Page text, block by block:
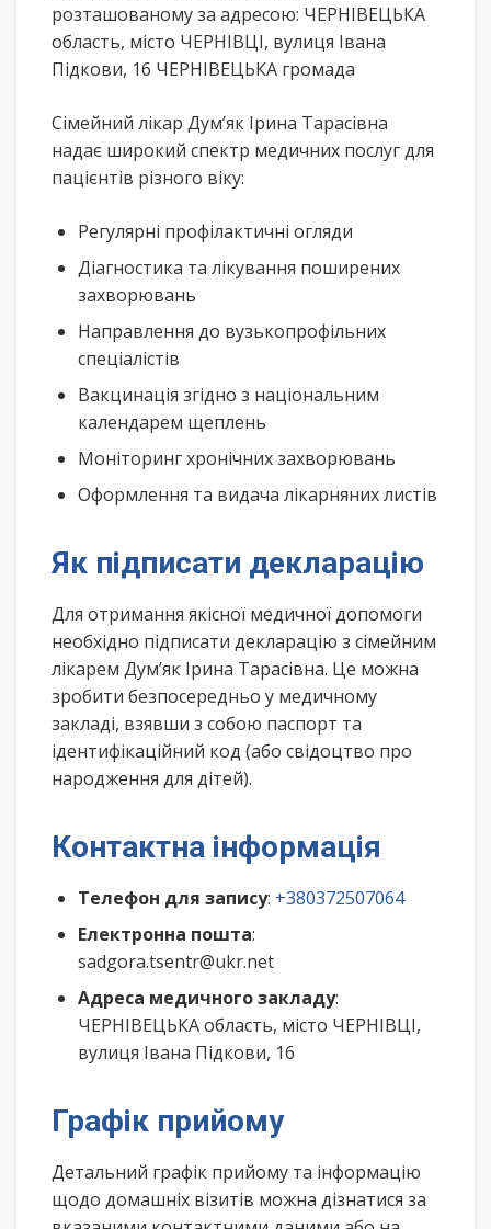
розташованому за адресою: ЧЕРНІВЕЦЬКА
область, місто ЧЕРНІВЦІ, вулиця Івана
Підкови, 16 ЧЕРНІВЕЦЬКА громада
Сімейний лікар Дум’як Ірина Тарасівна
надає широкий спектр медичних послуг для
пацієнтів різного віку:
Регулярні профілактичні огляди
Діагностика та лікування поширених
захворювань
Направлення до вузькопрофільних
спеціалістів
Вакцинація згідно з національним
календарем щеплень
Моніторинг хронічних захворювань
Оформлення та видача лікарняних листів
Як підписати декларацію
Для отримання якісної медичної допомоги
необхідно підписати декларацію з сімейним
лікарем Дум’як Ірина Тарасівна. Це можна
зробити безпосередньо у медичному
закладі, взявши з собою паспорт та
ідентифікаційний код (або свідоцтво про
народження для дітей).
Контактна інформація
Телефон для запису: +380372507064
Електронна пошта:
sadgora.tsentr@ukr.net
Адреса медичного закладу:
ЧЕРНІВЕЦЬКА область, місто ЧЕРНІВЦІ,
вулиця Івана Підкови, 16
Графік прийому
Детальний графік прийому та інформацію
щодо домашніх візитів можна дізнатися за